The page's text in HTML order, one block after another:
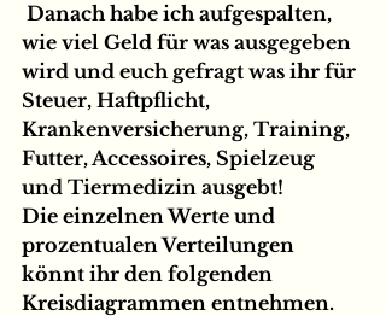
wie viel Geld für was ausgegeben
wird und euch gefragt was ihr für
Steuer, Haftpflicht,
Krankenversicherung, Training,
Futter, Accessoires, Spielzeug
und Tiermedizin ausgebt!
Die einzelnen Werte und
prozentualen Verteilungen
könnt ihr den folgenden
Kreisdiagrammen entnehmen.